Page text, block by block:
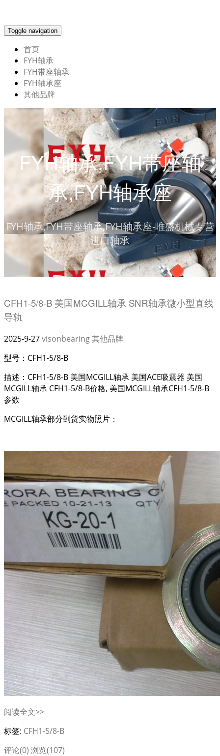
Toggle navigation
首页
FYH轴承
FYH带座轴承
FYH轴承座
其他品牌
FYH轴承,FYH带座轴
承,FYH轴承座
FYH轴承,FYH带座轴承,FYH轴承座-唯盛机械专营
进口轴承
CFH1-5/8-B 美国MCGILL轴承 SNR轴承微小型直线
导轨
2025-9-27visonbearing其他品牌
型号：CFH1-5/8-B
描述：CFH1-5/8-B 美国MCGILL轴承 美国ACE吸震器 美国
MCGILL轴承 CFH1-5/8-B价格, 美国MCGILL轴承CFH1-5/8-B
参数
MCGILL轴承部分到货实物照片：
阅读全文>>
标签: CFH1-5/8-B
评论(0) 浏览(107)